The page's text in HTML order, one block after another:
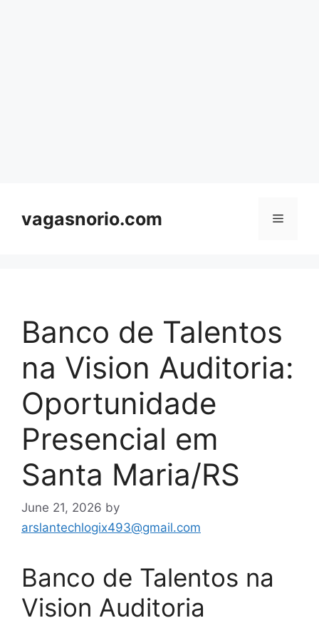
vagasnorio.com Menu
Banco de Talentos
na Vision Auditoria:
Oportunidade
Presencial em
Santa Maria/RS
June 21, 2026 by
arslantechlogix493@gmail.com
Banco de Talentos na
Vision Auditoria